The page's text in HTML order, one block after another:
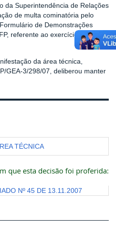
da Superintendência de Relações
de multa cominatória pelo
de Demonstrações
referente ao exercício social
da área técnica,
GEA-3/298/07, deliberou manter
TÉCNICA
que esta decisão foi proferida:
Nº 45 DE 13.11.2007